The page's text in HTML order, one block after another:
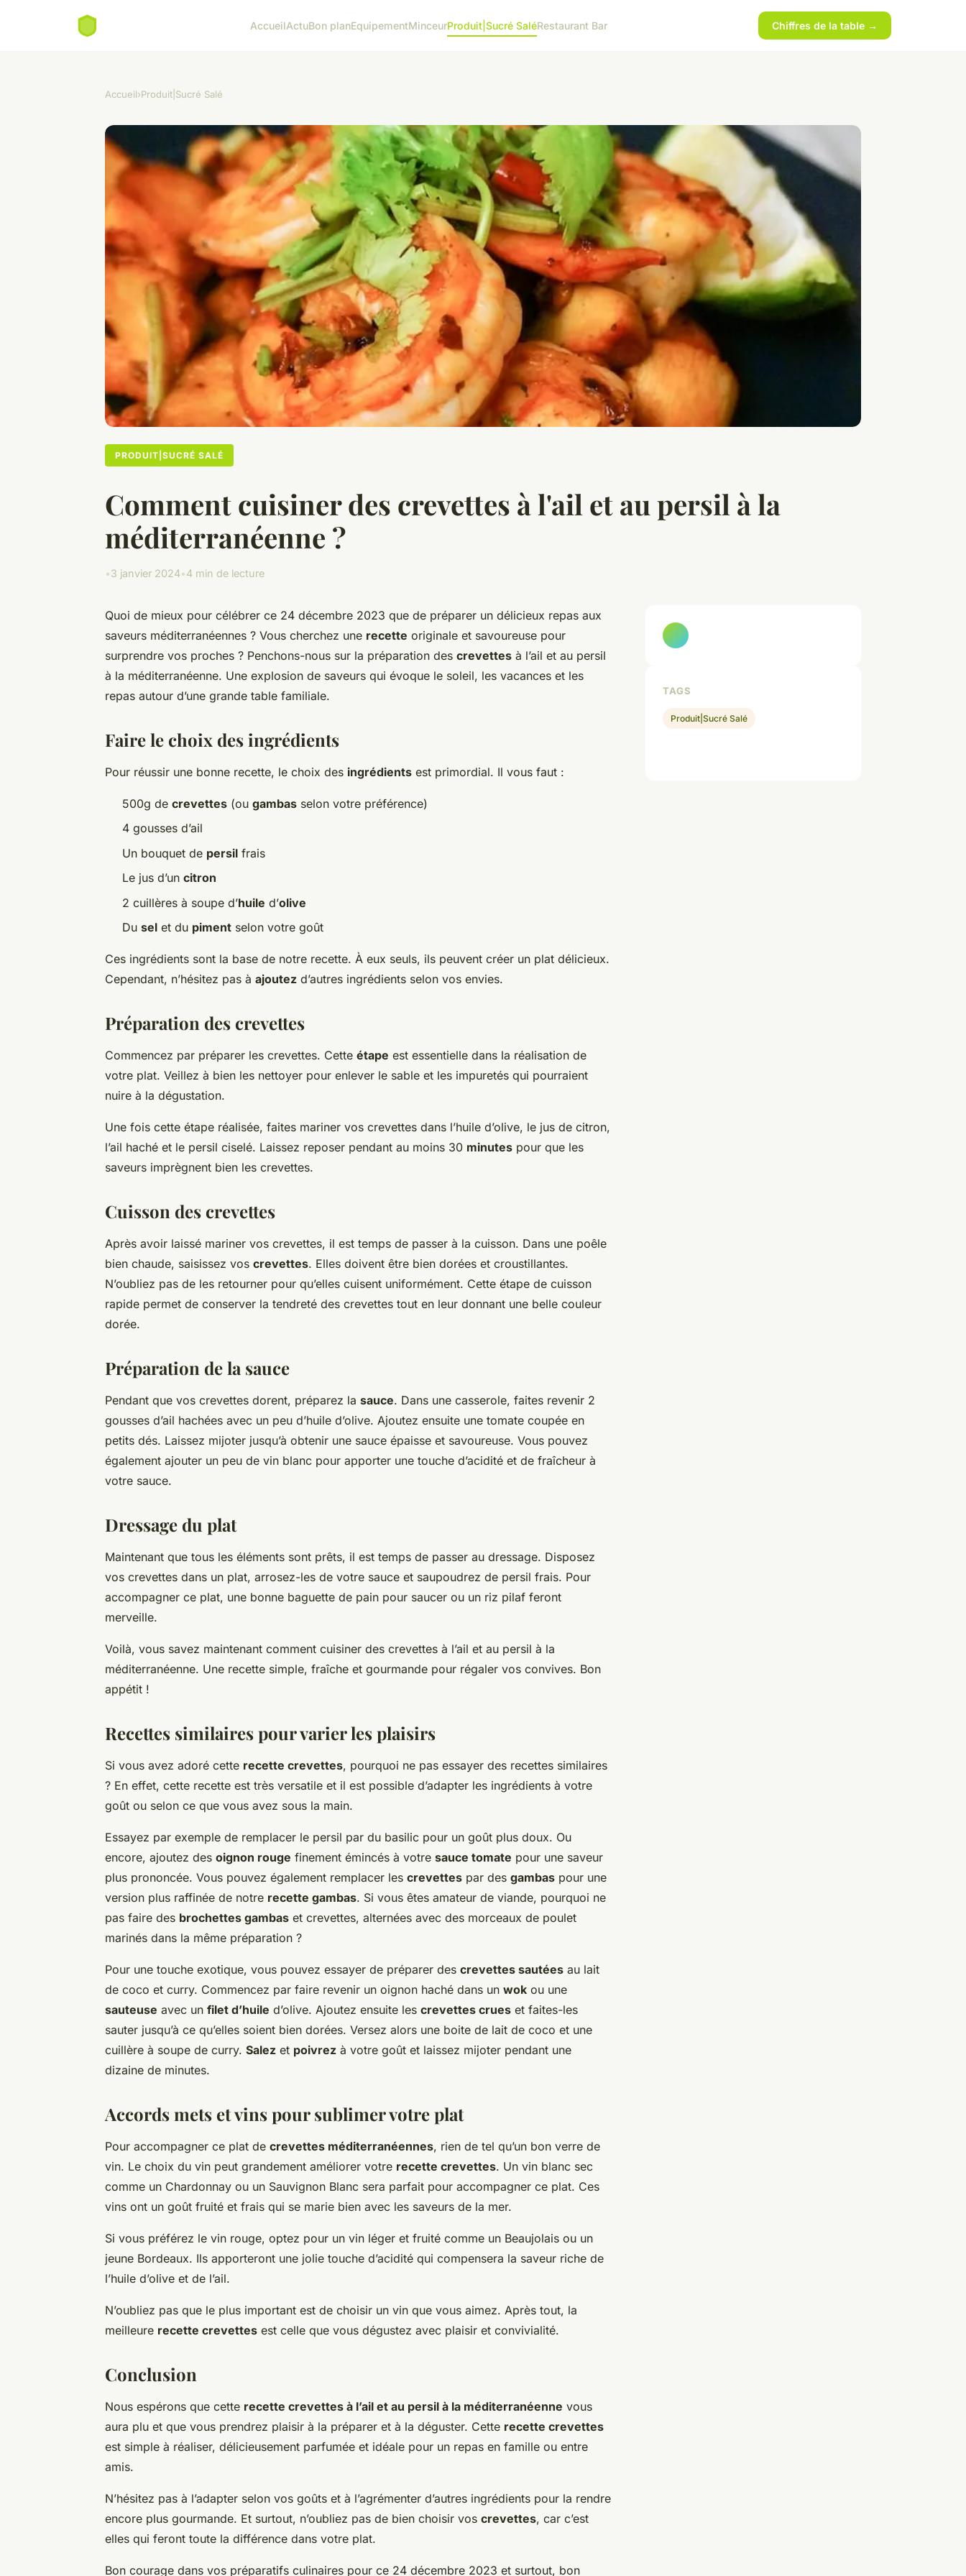
AccueilActuBon planEquipementMinceurProduit|Sucré SaléRestaurant Bar Chiffres de la table →
Accueil›Produit|Sucré Salé
PRODUIT|SUCRÉ SALÉ
Comment cuisiner des crevettes à l'ail et au persil à la
méditerranéenne ?
•3 janvier 2024•4 min de lecture
Quoi de mieux pour célébrer ce 24 décembre 2023 que de préparer un délicieux repas aux
saveurs méditerranéennes ? Vous cherchez une recette originale et savoureuse pour
surprendre vos proches ? Penchons-nous sur la préparation des crevettes à l’ail et au persil
à la méditerranéenne. Une explosion de saveurs qui évoque le soleil, les vacances et les
repas autour d’une grande table familiale.
Faire le choix des ingrédients
Pour réussir une bonne recette, le choix des ingrédients est primordial. Il vous faut :
500g de crevettes (ou gambas selon votre préférence)
4 gousses d’ail
Un bouquet de persil frais
Le jus d’un citron
2 cuillères à soupe d’huile d’olive
Du sel et du piment selon votre goût
Ces ingrédients sont la base de notre recette. À eux seuls, ils peuvent créer un plat délicieux.
Cependant, n’hésitez pas à ajoutez d’autres ingrédients selon vos envies.
Préparation des crevettes
Commencez par préparer les crevettes. Cette étape est essentielle dans la réalisation de
votre plat. Veillez à bien les nettoyer pour enlever le sable et les impuretés qui pourraient
nuire à la dégustation.
Une fois cette étape réalisée, faites mariner vos crevettes dans l’huile d’olive, le jus de citron,
l’ail haché et le persil ciselé. Laissez reposer pendant au moins 30 minutes pour que les
saveurs imprègnent bien les crevettes.
Cuisson des crevettes
Après avoir laissé mariner vos crevettes, il est temps de passer à la cuisson. Dans une poêle
bien chaude, saisissez vos crevettes. Elles doivent être bien dorées et croustillantes.
N’oubliez pas de les retourner pour qu’elles cuisent uniformément. Cette étape de cuisson
rapide permet de conserver la tendreté des crevettes tout en leur donnant une belle couleur
dorée.
Préparation de la sauce
Pendant que vos crevettes dorent, préparez la sauce. Dans une casserole, faites revenir 2
gousses d’ail hachées avec un peu d’huile d’olive. Ajoutez ensuite une tomate coupée en
petits dés. Laissez mijoter jusqu’à obtenir une sauce épaisse et savoureuse. Vous pouvez
également ajouter un peu de vin blanc pour apporter une touche d’acidité et de fraîcheur à
votre sauce.
Dressage du plat
Maintenant que tous les éléments sont prêts, il est temps de passer au dressage. Disposez
vos crevettes dans un plat, arrosez-les de votre sauce et saupoudrez de persil frais. Pour
accompagner ce plat, une bonne baguette de pain pour saucer ou un riz pilaf feront
merveille.
Voilà, vous savez maintenant comment cuisiner des crevettes à l’ail et au persil à la
méditerranéenne. Une recette simple, fraîche et gourmande pour régaler vos convives. Bon
appétit !
Recettes similaires pour varier les plaisirs
Si vous avez adoré cette recette crevettes, pourquoi ne pas essayer des recettes similaires
? En effet, cette recette est très versatile et il est possible d’adapter les ingrédients à votre
goût ou selon ce que vous avez sous la main.
Essayez par exemple de remplacer le persil par du basilic pour un goût plus doux. Ou
encore, ajoutez des oignon rouge finement émincés à votre sauce tomate pour une saveur
plus prononcée. Vous pouvez également remplacer les crevettes par des gambas pour une
version plus raffinée de notre recette gambas. Si vous êtes amateur de viande, pourquoi ne
pas faire des brochettes gambas et crevettes, alternées avec des morceaux de poulet
marinés dans la même préparation ?
Pour une touche exotique, vous pouvez essayer de préparer des crevettes sautées au lait
de coco et curry. Commencez par faire revenir un oignon haché dans un wok ou une
sauteuse avec un filet d’huile d’olive. Ajoutez ensuite les crevettes crues et faites-les
sauter jusqu’à ce qu’elles soient bien dorées. Versez alors une boite de lait de coco et une
cuillère à soupe de curry. Salez et poivrez à votre goût et laissez mijoter pendant une
dizaine de minutes.
Accords mets et vins pour sublimer votre plat
Pour accompagner ce plat de crevettes méditerranéennes, rien de tel qu’un bon verre de
vin. Le choix du vin peut grandement améliorer votre recette crevettes. Un vin blanc sec
comme un Chardonnay ou un Sauvignon Blanc sera parfait pour accompagner ce plat. Ces
vins ont un goût fruité et frais qui se marie bien avec les saveurs de la mer.
Si vous préférez le vin rouge, optez pour un vin léger et fruité comme un Beaujolais ou un
jeune Bordeaux. Ils apporteront une jolie touche d’acidité qui compensera la saveur riche de
l’huile d’olive et de l’ail.
N’oubliez pas que le plus important est de choisir un vin que vous aimez. Après tout, la
meilleure recette crevettes est celle que vous dégustez avec plaisir et convivialité.
Conclusion
Nous espérons que cette recette crevettes à l’ail et au persil à la méditerranéenne vous
aura plu et que vous prendrez plaisir à la préparer et à la déguster. Cette recette crevettes
est simple à réaliser, délicieusement parfumée et idéale pour un repas en famille ou entre
amis.
N’hésitez pas à l’adapter selon vos goûts et à l’agrémenter d’autres ingrédients pour la rendre
encore plus gourmande. Et surtout, n’oubliez pas de bien choisir vos crevettes, car c’est
elles qui feront toute la différence dans votre plat.
Bon courage dans vos préparatifs culinaires pour ce 24 décembre 2023 et surtout, bon
TAGS
Produit|Sucré Salé